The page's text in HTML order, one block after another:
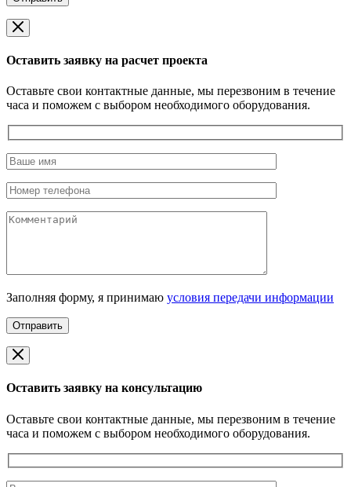
Оставить заявку на расчет проекта
Оставьте свои контактные данные, мы перезвоним в течение
часа и поможем с выбором необходимого оборудования.
Заполняя форму, я принимаю условия передачи информации
Оставить заявку на консультацию
Оставьте свои контактные данные, мы перезвоним в течение
часа и поможем с выбором необходимого оборудования.